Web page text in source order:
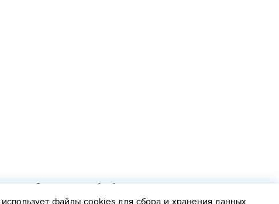
Согласие на обработку персональных данных
Политика обработки персональных данных
использует файлы cookies для сбора и хранения данных.